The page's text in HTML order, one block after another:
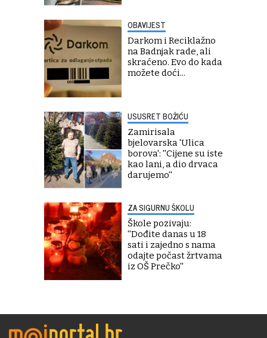
OBAVIJEST
Darkom i Reciklažno
na Badnjak rade, ali
skraćeno. Evo do kada
možete doći...
USUSRET BOŽIĆU
Zamirisala
bjelovarska 'Ulica
borova': ''Cijene su iste
kao lani, a dio drvaca
darujemo''
ZA SIGURNU ŠKOLU
Škole pozivaju:
''Dođite danas u 18
sati i zajedno s nama
odajte počast žrtvama
iz OŠ Prečko''